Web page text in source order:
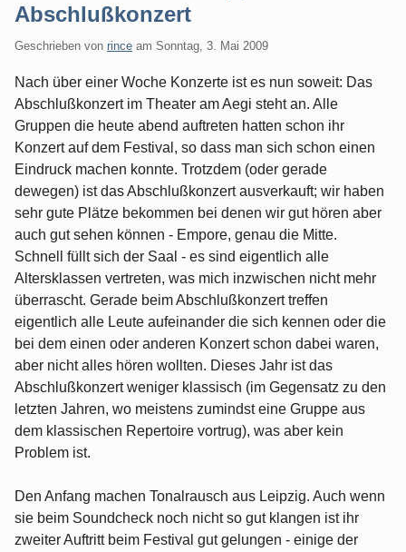
Abschlußkonzert
Geschrieben von rince am Sonntag, 3. Mai 2009
Nach über einer Woche Konzerte ist es nun soweit: Das
Abschlußkonzert im Theater am Aegi steht an. Alle
Gruppen die heute abend auftreten hatten schon ihr
Konzert auf dem Festival, so dass man sich schon einen
Eindruck machen konnte. Trotzdem (oder gerade
dewegen) ist das Abschlußkonzert ausverkauft; wir haben
sehr gute Plätze bekommen bei denen wir gut hören aber
auch gut sehen können - Empore, genau die Mitte.
Schnell füllt sich der Saal - es sind eigentlich alle
Altersklassen vertreten, was mich inzwischen nicht mehr
überrascht. Gerade beim Abschlußkonzert treffen
eigentlich alle Leute aufeinander die sich kennen oder die
bei dem einen oder anderen Konzert schon dabei waren,
aber nicht alles hören wollten. Dieses Jahr ist das
Abschlußkonzert weniger klassisch (im Gegensatz zu den
letzten Jahren, wo meistens zumindst eine Gruppe aus
dem klassischen Repertoire vortrug), was aber kein
Problem ist.
Den Anfang machen Tonalrausch aus Leipzig. Auch wenn
sie beim Soundcheck noch nicht so gut klangen ist ihr
zweiter Auftritt beim Festival gut gelungen - einige der